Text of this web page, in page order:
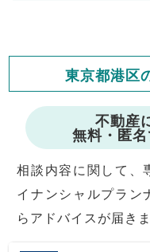
ますが、お借り入れの
会員
修繕費・管
東京都港区
不動産
無料・匿
相談内容に関して、
イナンシャルプラン
らアドバイスが届きま